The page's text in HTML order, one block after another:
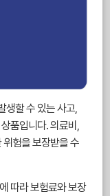
생할 수 있는 사고,
품입니다. 의료비,
위험을 보장받을 수
따라 보험료와 보장